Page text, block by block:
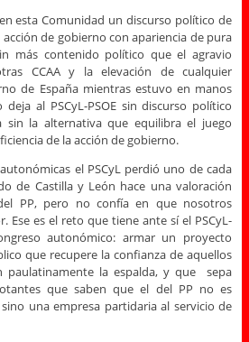
esta Comunidad un discurso político de
de gobierno con apariencia de pura
más contenido político que el agravio
CCAA y la elevación de cualquier
de España mientras estuvo en manos
deja al PSCyL-PSOE sin discurso político
sin la alternativa que equilibra el juego
de la acción de gobierno.
el PSCyL perdió uno de cada
de Castilla y León hace una valoración
PP, pero no confía en que nosotros
Ese es el reto que tiene ante sí el PSCyL-
autonómico: armar un proyecto
que recupere la confianza de aquellos
paulatinamente la espalda, y que sepa
que saben que el del PP no es
una empresa partidaria al servicio de